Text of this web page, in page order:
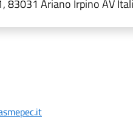
83031 Ariano Irpino AV